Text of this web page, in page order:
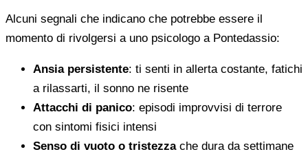
Alcuni segnali che indicano che potrebbe essere il
momento di rivolgersi a uno psicologo a Pontedassio:
Ansia persistente: ti senti in allerta costante, fatichi
a rilassarti, il sonno ne risente
Attacchi di panico: episodi improvvisi di terrore
con sintomi fisici intensi
Senso di vuoto o tristezzache dura da settimane